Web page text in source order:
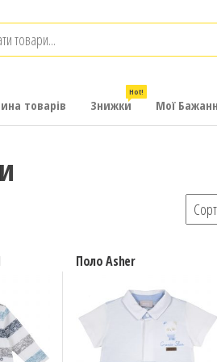
товарів Знижки
Hot!
Мої
Поло Asher